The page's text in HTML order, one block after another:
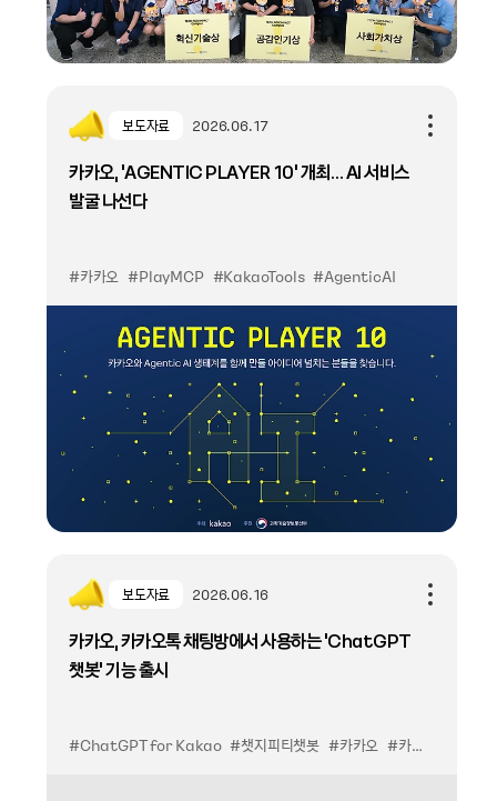
보도자료 2026.06.17
카카오, ‘AGENTIC PLAYER 10’ 개최… AI 서비스
발굴 나선다
#카카오 #PlayMCP #KakaoTools #AgenticAI
보도자료 2026.06.16
카카오, 카카오톡 채팅방에서 사용하는 ‘ChatGPT
챗봇’ 기능 출시
#ChatGPT for Kakao #챗지피티챗봇 #카카오 #카카오톡